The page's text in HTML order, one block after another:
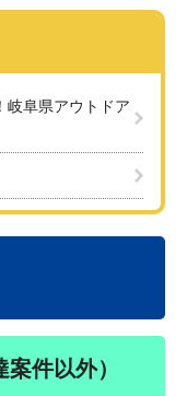
岐阜県アウトドア
件以外）